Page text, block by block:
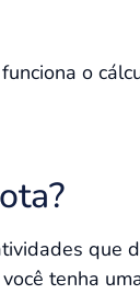
o
que
tenha